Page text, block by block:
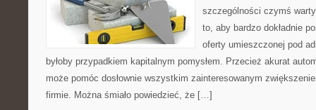
szczególności czymś
to, aby bardzo dokładnie
oferty umieszczonej pod
byłoby przypadkiem kapitalnym pomysłem. Przecież akurat
może pomóc dosłownie wszystkim zainteresowanym
firmie. Można śmiało powiedzieć, że […]